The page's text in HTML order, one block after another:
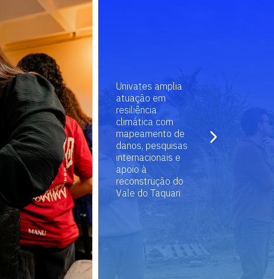
Univates amplia
atuação em
resiliência
climática com
mapeamento de
danos, pesquisas
internacionais e
apoio à
reconstrução do
Vale do Taquari